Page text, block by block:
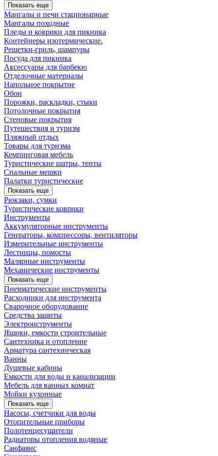
Показать еще
Мангалы и печи стационарные
Мангалы походные
Пледы и коврики для пикника
Контейнеры изотермические.
Решетки-гриль, шампуры
Посуда для пикника
Аксессуары для барбекю
Отделочные материалы
Напольное покрытие
Обои
Порожки, раскладки, стыки
Потолочные покрытия
Стеновые покрытия
Путешествия и туризм
Пляжный отдых
Товары для туризма
Кемпинговая мебель
Туристические шатры, тенты
Спальные мешки
Палатки туристические
Показать еще
Рюкзаки, сумки
Туристические коврики
Инструменты
Аккумуляторные инструменты
Генераторы, компрессоры, вентиляторы
Измерительные инструменты
Лестницы, помосты
Малярные инструменты
Механические инструменты
Показать еще
Пневматические инструменты
Расходники для инструмента
Сварочное оборудование
Средства защиты
Электроиструменты
Ящики, емкости строительные
Сантехника и отопление
Арматура сантехническая
Ванны
Душевые кабины
Емкости для воды и канализации
Мебель для ванных комнат
Мойки кухонные
Показать еще
Насосы, счетчики для воды
Отопительные приборы
Полотенцесушители
Радиаторы отопления водяные
Санфаянс